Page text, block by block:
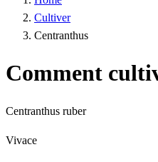
Cultiver
Centranthus
Comment
Centranthus ruber
Vivace